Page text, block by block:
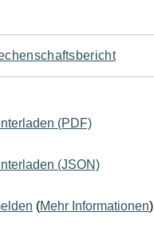
(PDF)
(JSON)
(Mehr Informationen)